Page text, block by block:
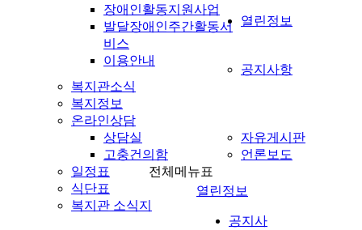
장애인활동지원사업
발달장애인주간활동서
비스
이용안내
열린정보
공지사항
복지관소식
복지정보
온라인상담
상담실
고충건의함
자유게시판
언론보도
일정표
식단표
복지관 소식지
전체메뉴표
열린정보
공지사